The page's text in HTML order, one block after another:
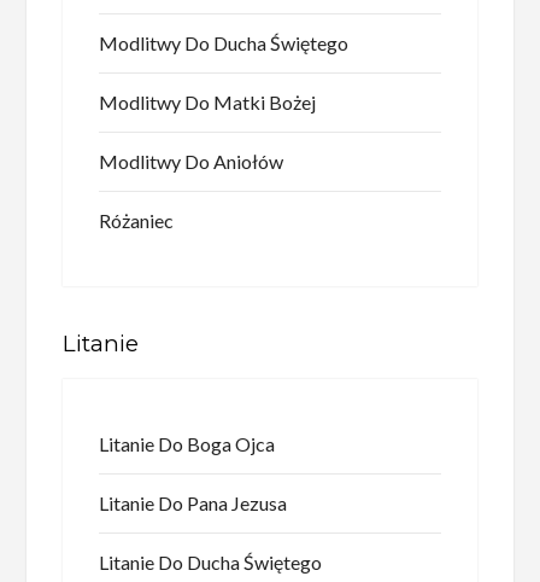
Modlitwy Do Ducha Świętego
Modlitwy Do Matki Bożej
Modlitwy Do Aniołów
Różaniec
Litanie
Litanie Do Boga Ojca
Litanie Do Pana Jezusa
Litanie Do Ducha Świętego